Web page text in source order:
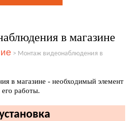
в магазине
> Монтаж видеонаблюдения в
в магазине - необходимый элемент
работы.